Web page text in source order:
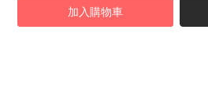
加入購物車